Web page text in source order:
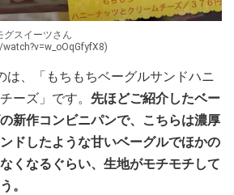
グスイーツさん
は、「もちもちベーグルサンドハニ
ーズ」です。 先ほどご紹介したベー
新作コンビニパンで、こちらは濃厚
ドしたような甘いベーグルでほかの
くなるぐらい、生地がモチモチして
。